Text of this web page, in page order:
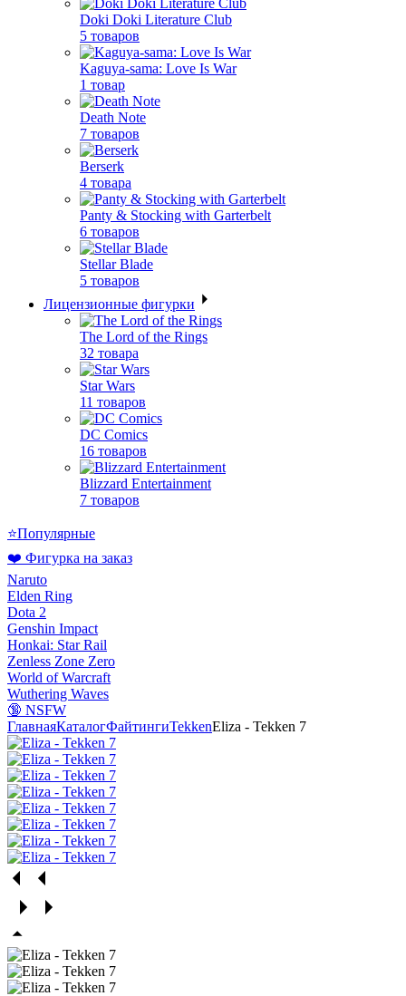
Doki Doki Literature Club
5 товаров
Kaguya-sama: Love Is War
1 товар
Death Note
7 товаров
Berserk
4 товара
Panty & Stocking with Garterbelt
6 товаров
Stellar Blade
5 товаров
Лицензионные фигурки
The Lord of the Rings
32 товара
Star Wars
11 товаров
DC Comics
16 товаров
Blizzard Entertainment
7 товаров
⭐Популярные
❤️ Фигурка на заказ
Naruto
Elden Ring
Dota 2
Genshin Impact
Honkai: Star Rail
Zenless Zone Zero
World of Warcraft
Wuthering Waves
🔞 NSFW
ГлавнаяКаталогФайтингиTekkenEliza - Tekken 7